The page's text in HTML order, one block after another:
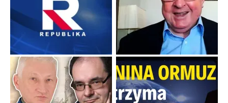
Boskie przestrogi na trudne czasy. Maryjna alternatywa dla
cyfrowego świata